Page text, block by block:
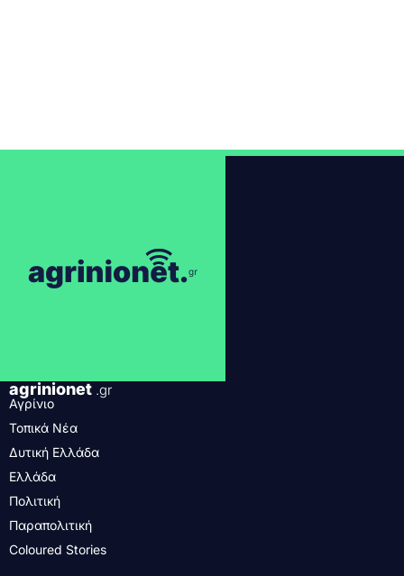
agrinionet .gr
Αγρίνιο
Τοπικά Νέα
Δυτική Ελλάδα
Ελλάδα
Πολιτική
Παραπολιτική
Coloured Stories